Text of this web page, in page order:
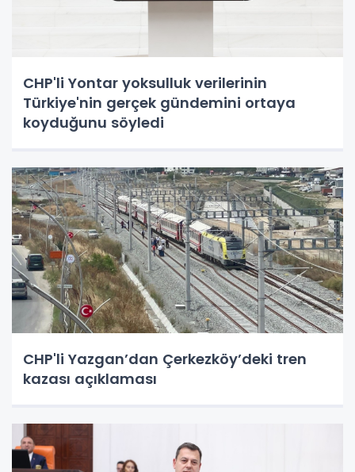
CHP'li Yontar yoksulluk verilerinin
Türkiye'nin gerçek gündemini ortaya
koyduğunu söyledi
CHP'li Yazgan’dan Çerkezköy’deki tren
kazası açıklaması